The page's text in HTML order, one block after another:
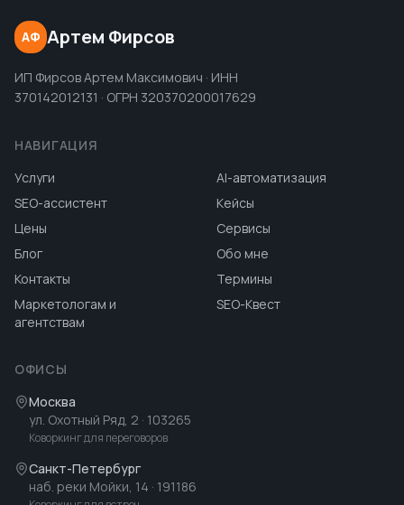
АФ Артем Фирсов
ИП Фирсов Артем Максимович · ИНН
370142012131 · ОГРН 320370200017629
НАВИГАЦИЯ
Услуги
AI-автоматизация
SEO-ассистент
Кейсы
Цены
Сервисы
Блог
Обо мне
Контакты
Термины
Маркетологам и
агентствам
SEO-Квест
ОФИСЫ
Москва
ул. Охотный Ряд, 2 · 103265
Коворкинг для переговоров
Санкт-Петербург
наб. реки Мойки, 14 · 191186